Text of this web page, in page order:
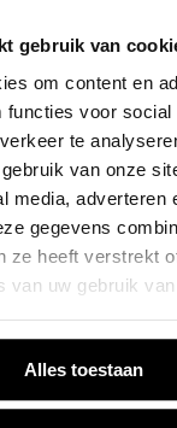
gebruik van
om content en
functies voor social
te
van onze
media, adverteren
gegevens
ze heeft verstrekt
van uw gebruik
Alles toestaan
client-side exception
(see the browser
information).